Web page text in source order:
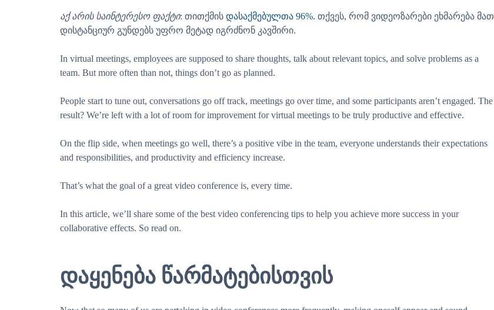
აქ არის საინტერესო ფაქტი: თითქმის დასაქმებულთა 96%. თქვეს, რომ ვიდეოზარები ეხმარება მათ
დისტანციურ გუნდებს უფრო მეტად იგრძნონ კავშირი.
In virtual meetings, employees are supposed to share thoughts, talk about relevant topics, and solve problems as a
team. But more often than not, things don’t go as planned.
People start to tune out, conversations go off track, meetings go over time, and some participants aren’t engaged. The
result? We’re left with a lot of room for improvement for virtual meetings to be truly productive and effective.
On the flip side, when meetings go well, there’s a positive vibe in the team, everyone understands their expectations
and responsibilities, and productivity and efficiency increase.
That’s what the goal of a great video conference is, every time.
In this article, we’ll share some of the best video conferencing tips to help you achieve more success in your
collaborative effects. So read on.
დაყენება წარმატებისთვის